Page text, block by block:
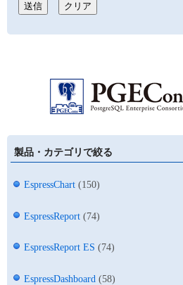
製品・カテゴリで絞る
EspressChart (150)
EspressReport (74)
EspressReport ES (74)
EspressDashboard (58)